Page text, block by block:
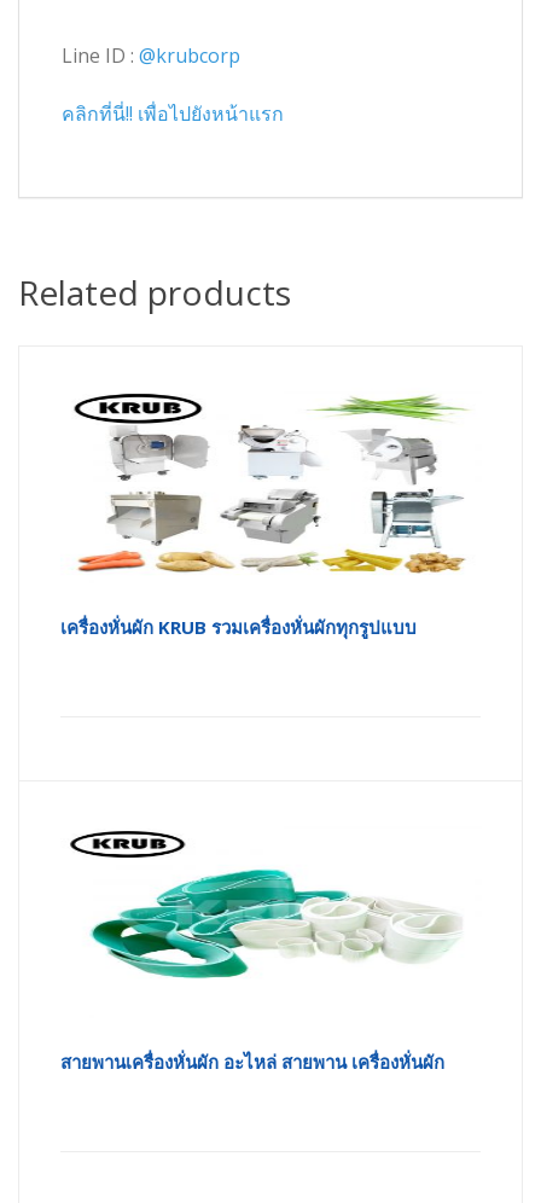
Line ID : @krubcorp
คลิกที่นี่!! เพื่อไปยังหน้าแรก
Related products
เครื่องหั่นผัก KRUB รวมเครื่องหั่นผักทุกรูปแบบ
สายพานเครื่องหั่นผัก อะไหล่ สายพาน เครื่องหั่นผัก